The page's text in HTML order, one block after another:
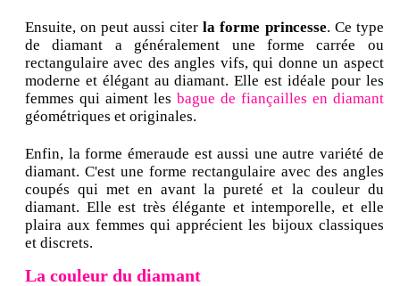
Ensuite, on peut aussi citerla forme princesse. Ce type
de diamant a généralement une forme carrée ou
rectangulaire avec des angles vifs, qui donne un aspect
moderne et élégant au diamant. Elle est idéale pour les
femmes qui aiment les bague de fiançailles en diamant
géométriques et originales.
Enfin, la forme émeraude est aussi une autre variété de
diamant. C'est une forme rectangulaire avec des angles
coupés qui met en avant la pureté et la couleur du
diamant. Elle est très élégante et intemporelle, et elle
plaira aux femmes qui apprécient les bijoux classiques
et discrets.
La couleur du diamant